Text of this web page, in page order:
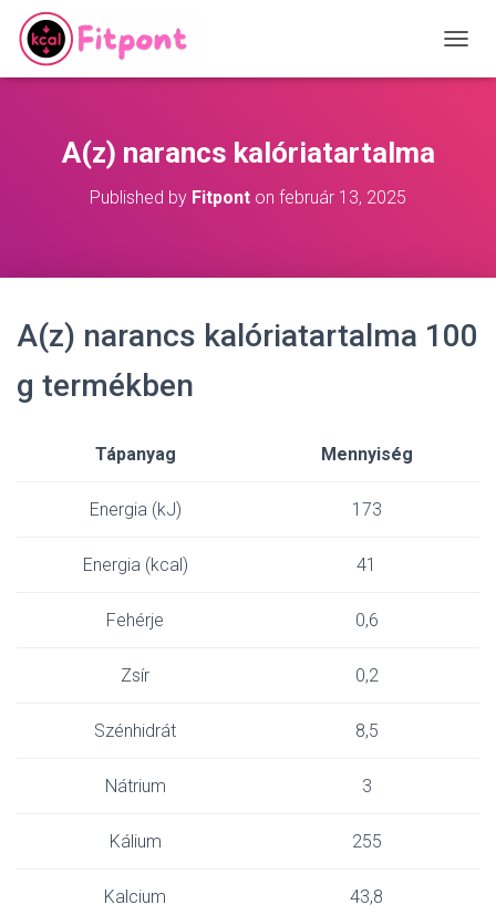
O
I
O
A(z) narancs kalóriatartalma
Published by Fitpont on február 13, 2025
A(z) narancs kalóriatartalma 100
g termékben
Tápanyag Mennyiség
Energia (kJ) 173
Energia (kcal) 41
Fehérje 0,6
Zsír 0,2
Szénhidrát 8,5
Nátrium 3
Kálium 255
Kalcium 43,8